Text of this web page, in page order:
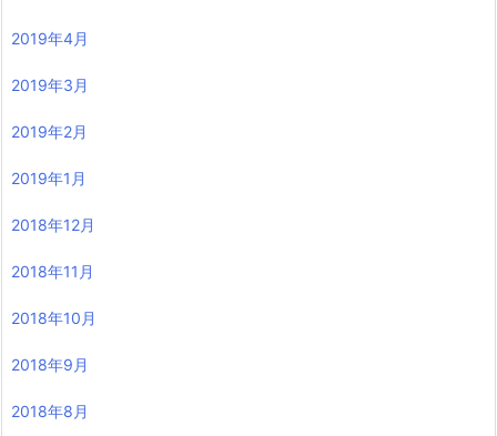
2019年4月
2019年3月
2019年2月
2019年1月
2018年12月
2018年11月
2018年10月
2018年9月
2018年8月